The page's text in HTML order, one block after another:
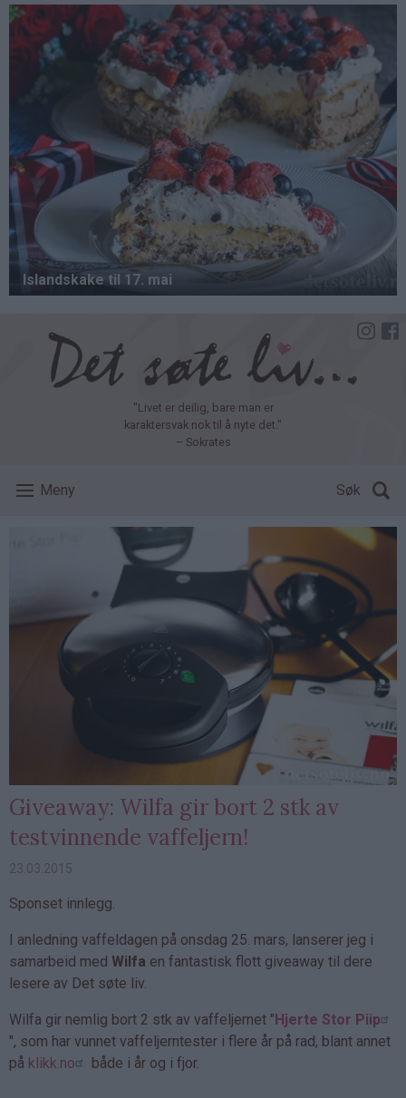
Hopp
hovedinnhold
"Livet er deilig, bare man er
karaktersvak nok til å nyte det."
– Sokrates
Meny Søk
Giveaway: Wilfa gir bort 2 stk av
testvinnende vaffeljern!
23.03.2015
Sponset innlegg.
I anledning vaffeldagen på onsdag 25. mars, lanserer jeg i
samarbeid med Wilfa en fantastisk flott giveaway til dere
lesere av Det søte liv.
Wilfa gir nemlig bort 2 stk av vaffeljernet "Hjerte Stor Piip
", som har vunnet vaffeljerntester i flere år på rad, blant annet
på klikk.no både i år og i fjor.